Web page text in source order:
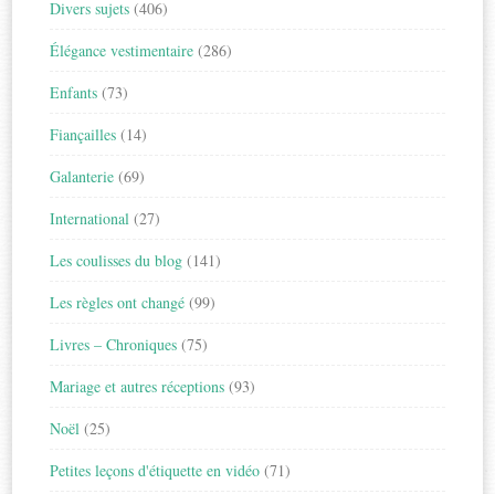
Divers sujets (406)
Élégance vestimentaire (286)
Enfants (73)
Fiançailles (14)
Galanterie (69)
International (27)
Les coulisses du blog (141)
Les règles ont changé (99)
Livres – Chroniques (75)
Mariage et autres réceptions (93)
Noël (25)
Petites leçons d'étiquette en vidéo (71)